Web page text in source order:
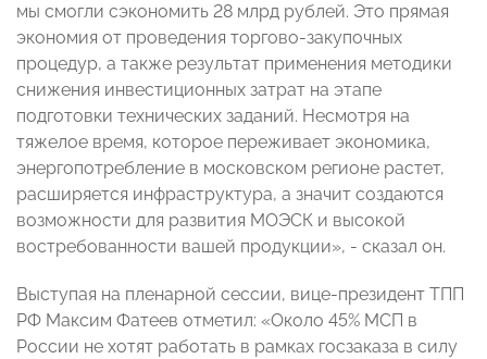
мы смогли сэкономить 28 млрд рублей. Это прямая
экономия от проведения торгово-закупочных
процедур, а также результат применения методики
снижения инвестиционных затрат на этапе
подготовки технических заданий. Несмотря на
тяжелое время, которое переживает экономика,
энергопотребление в московском регионе растет,
расширяется инфраструктура, а значит создаются
возможности для развития МОЭСК и высокой
востребованности вашей продукции», - сказал он.
Выступая на пленарной сессии, вице-президент ТПП
РФ Максим Фатеев отметил: «Около 45% МСП в
России не хотят работать в рамках госзаказа в силу